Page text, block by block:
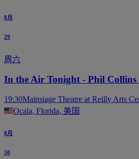
8月
29
周六
In the Air Tonight - Phil Collins
19:30Mainstage Theatre at Reilly Arts
Ocala, Florida, 美国
8月
30